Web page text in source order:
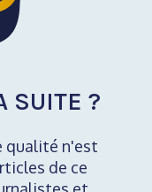
SUITE ?
qualité n'est
de ce